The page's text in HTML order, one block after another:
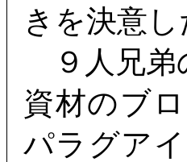
きを決意し
９人兄弟
資材のブ
パラグア